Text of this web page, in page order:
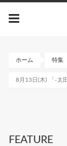
ホーム 特集
8月13日(木) 「-太
FEATURE